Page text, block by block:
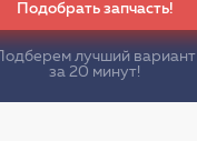
Подобрать запчасть!
Подберем лучший вариант
за 20 минут!